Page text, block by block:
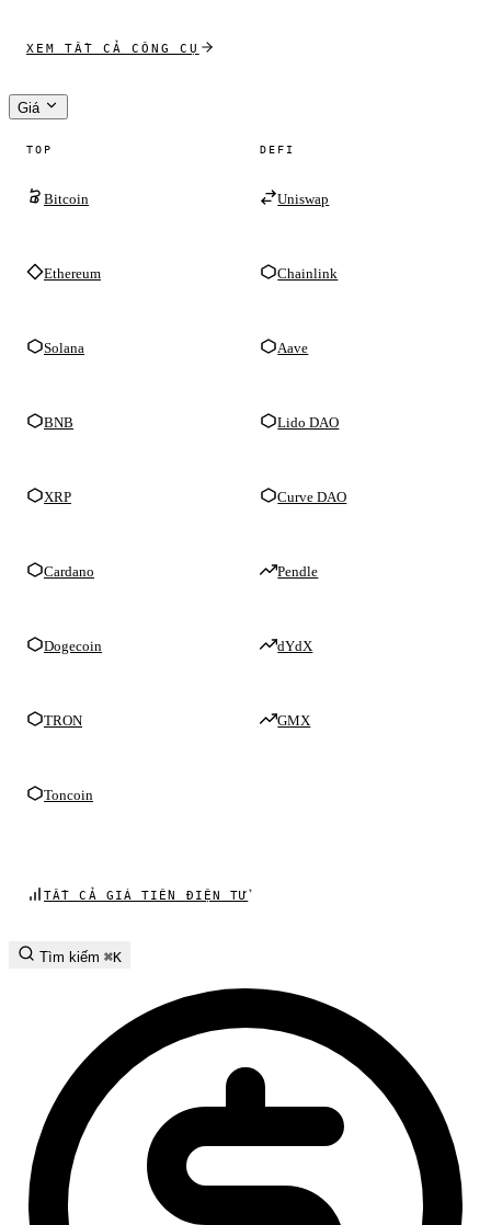
XEM TẤT CẢ CÔNG CỤ
Giá
TOP
Bitcoin
Ethereum
Solana
BNB
XRP
Cardano
Dogecoin
TRON
Toncoin
DEFI
Uniswap
Chainlink
Aave
Lido DAO
Curve DAO
Pendle
dYdX
GMX
TẤT CẢ GIÁ TIỀN ĐIỆN TỬ
Tìm kiếm ⌘K